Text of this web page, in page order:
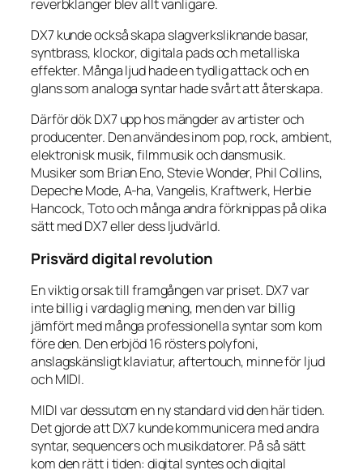
reverbklanger blev allt vanligare.
DX7 kunde också skapa slagverksliknande basar,
syntbrass, klockor, digitala pads och metalliska
effekter. Många ljud hade en tydlig attack och en
glans som analoga syntar hade svårt att återskapa.
Därför dök DX7 upp hos mängder av artister och
producenter. Den användes inom pop, rock, ambient,
elektronisk musik, filmmusik och dansmusik.
Musiker som Brian Eno, Stevie Wonder, Phil Collins,
Depeche Mode, A-ha, Vangelis, Kraftwerk, Herbie
Hancock, Toto och många andra förknippas på olika
sätt med DX7 eller dess ljudvärld.
Prisvärd digital revolution
En viktig orsak till framgången var priset. DX7 var
inte billig i vardaglig mening, men den var billig
jämfört med många professionella syntar som kom
före den. Den erbjöd 16 rösters polyfoni,
anslagskänsligt klaviatur, aftertouch, minne för ljud
och MIDI.
MIDI var dessutom en ny standard vid den här tiden.
Det gjorde att DX7 kunde kommunicera med andra
syntar, sequencers och musikdatorer. På så sätt
kom den rätt i tiden: digital syntes och digital